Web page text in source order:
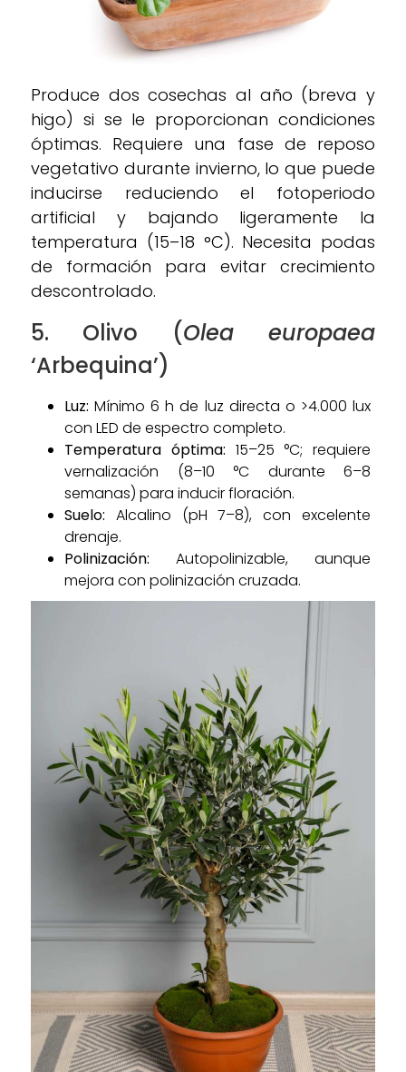
Produce dos cosechas al año (breva y
higo) si se le proporcionan condiciones
óptimas. Requiere una fase de reposo
vegetativo durante invierno, lo que puede
inducirse reduciendo el fotoperiodo
artificial y bajando ligeramente la
temperatura (15–18 °C). Necesita podas
de formación para evitar crecimiento
descontrolado.
5. Olivo (Olea europaea
‘Arbequina’)
Luz: Mínimo 6 h de luz directa o >4.000 lux
con LED de espectro completo.
Temperatura óptima: 15–25 °C; requiere
vernalización (8–10 °C durante 6–8
semanas) para inducir floración.
Suelo: Alcalino (pH 7–8), con excelente
drenaje.
Polinización: Autopolinizable, aunque
mejora con polinización cruzada.